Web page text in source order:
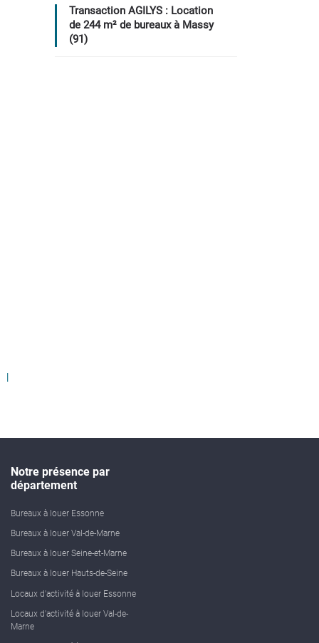
Transaction AGILYS : Location
de 244 m² de bureaux à Massy
(91)
Notre présence par
département
Bureaux à louer Essonne
Bureaux à louer Val-de-Marne
Bureaux à louer Seine-et-Marne
Bureaux à louer Hauts-de-Seine
Locaux d'activité à louer Essonne
Locaux d'activité à louer Val-de-
Marne